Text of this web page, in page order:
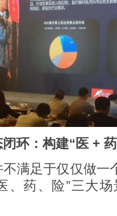
环：构建“医 +
满足于仅仅做一
、药、险”三大